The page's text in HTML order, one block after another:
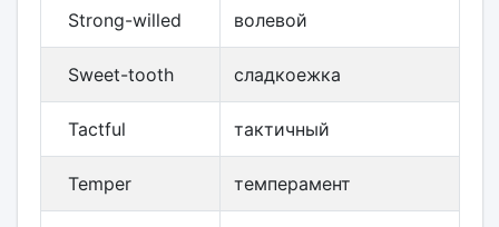
Strong-willed волевой
Sweet-tooth сладкоежка
Tactful тактичный
Temper темперамент